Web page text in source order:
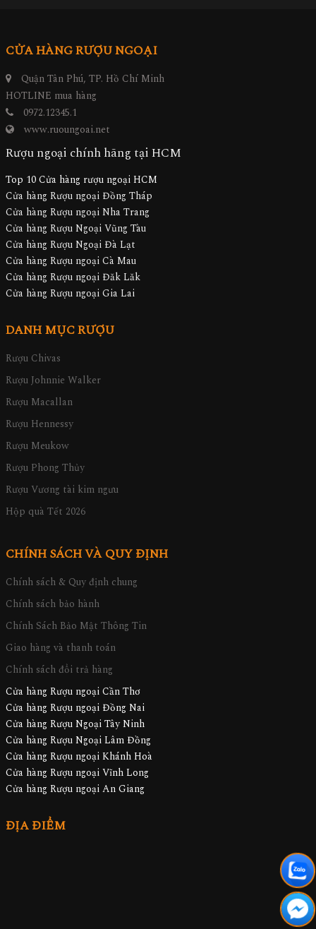
CỬA HÀNG RƯỢU NGOẠI
Quận Tân Phú, TP. Hồ Chí Minh
HOTLINE mua hàng
0972.12345.1
www.ruoungoai.net
Rượu ngoại chính hãng tại HCM
Top 10 Cửa hàng rượu ngoại HCM
Cửa hàng Rượu ngoại Đồng Tháp
Cửa hàng Rượu ngoại Nha Trang
Cửa hàng Rượu Ngoại Vũng Tàu
Cửa hàng Rượu Ngoại Đà Lạt
Cửa hàng Rượu ngoại Cà Mau
Cửa hàng Rượu ngoại Đăk Lăk
Cửa hàng Rượu ngoại Gia Lai
DANH MỤC RƯỢU
Rượu Chivas
Rượu Johnnie Walker
Rượu Macallan
Rượu Hennessy
Rượu Meukow
Rượu Phong Thủy
Rượu Vương tài kim ngưu
Hộp quà Tết 2026
CHÍNH SÁCH VÀ QUY ĐỊNH
Chính sách & Quy định chung
Chính sách bảo hành
Chính Sách Bảo Mật Thông Tin
Giao hàng và thanh toán
Chính sách đổi trả hàng
Cửa hàng Rượu ngoại Cần Thơ
Cửa hàng Rượu ngoại Đồng Nai
Cửa hàng Rượu Ngoại Tây Ninh
Cửa hàng Rượu Ngoại Lâm Đồng
Cửa hàng Rượu ngoại Khánh Hoà
Cửa hàng Rượu ngoại Vĩnh Long
Cửa hàng Rượu ngoại An Giang
ĐỊA ĐIỂM